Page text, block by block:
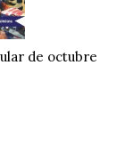
de octubre